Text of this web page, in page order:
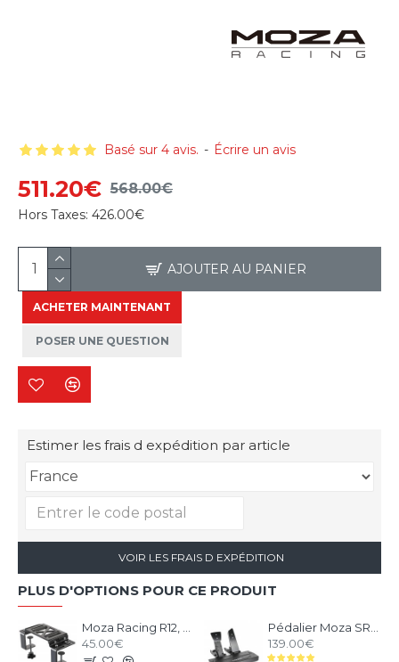
Basé sur 4 avis. - Écrire un avis
511.20€ 568.00€
Hors Taxes: 426.00€
AJOUTER AU PANIER
ACHETER MAINTENANT
POSER UNE QUESTION
Estimer les frais d expédition par article
VOIR LES FRAIS D EXPÉDITION
PLUS D'OPTIONS POUR CE PRODUIT
45.00€
139.00€